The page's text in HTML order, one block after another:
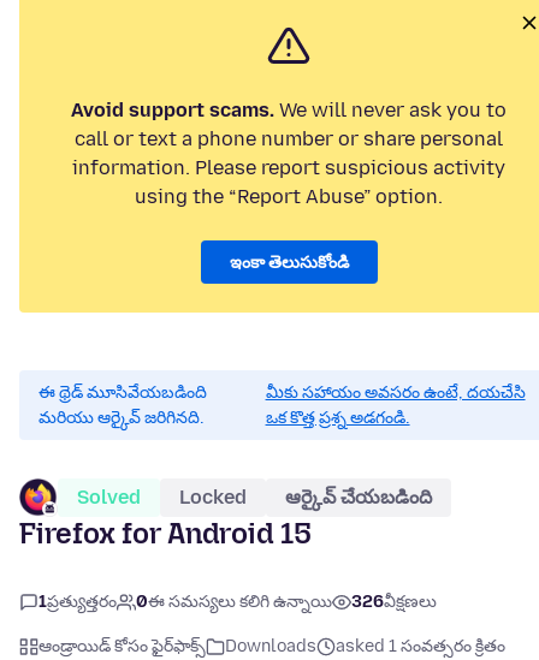
Avoid support scams. We will never ask you to
call or text a phone number or share personal
information. Please report suspicious activity
using the “Report Abuse” option.
ఇంకా తెలుసుకోండి
ఈ థ్రెడ్ మూసివేయబడింది
మరియు ఆర్కైవ్ జరిగినది.
మీకు సహాయం అవసరం ఉంటే, దయచేసి
ఒక కొత్త ప్రశ్న అడగండి.
Solved Locked ఆర్కైవ్ చేయబడింది
Firefox for Android 15
1ప్రత్యుత్తరం 0ఈ సమస్యలు కలిగి ఉన్నాయి 326వీక్షణలు
ఆండ్రాయిడ్ కోసం ఫైర్‌ఫాక్స్ Downloads
asked 1 సంవత్సరం క్రితం